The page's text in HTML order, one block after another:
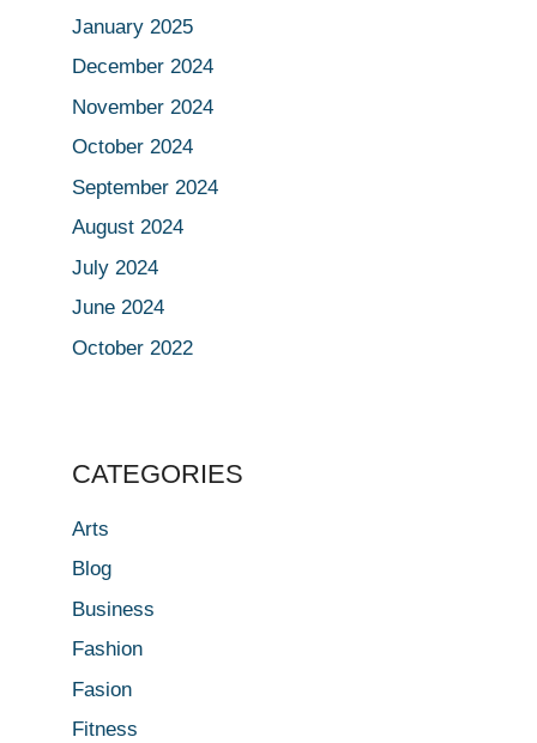
January 2025
December 2024
November 2024
October 2024
September 2024
August 2024
July 2024
June 2024
October 2022
CATEGORIES
Arts
Blog
Business
Fashion
Fasion
Fitness